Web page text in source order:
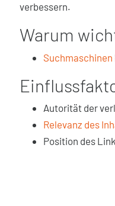
verbessern.
Warum
Suchmaschinen
Autorität der
Relevanz des
Position des